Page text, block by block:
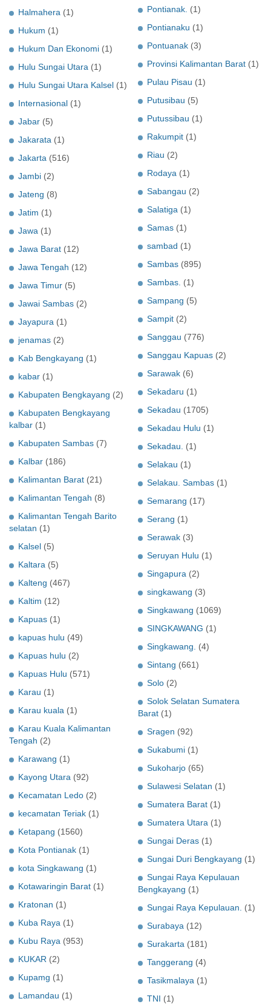
Halmahera (1)
Hukum (1)
Hukum Dan Ekonomi (1)
Hulu Sungai Utara (1)
Hulu Sungai Utara Kalsel (1)
Internasional (1)
Jabar (5)
Jakarata (1)
Jakarta (516)
Jambi (2)
Jateng (8)
Jatim (1)
Jawa (1)
Jawa Barat (12)
Jawa Tengah (12)
Jawa Timur (5)
Jawai Sambas (2)
Jayapura (1)
jenamas (2)
Kab Bengkayang (1)
kabar (1)
Kabupaten Bengkayang (2)
Kabupaten Bengkayang
kalbar (1)
Kabupaten Sambas (7)
Kalbar (186)
Kalimantan Barat (21)
Kalimantan Tengah (8)
Kalimantan Tengah Barito
selatan (1)
Kalsel (5)
Kaltara (5)
Kalteng (467)
Kaltim (12)
Kapuas (1)
kapuas hulu (49)
Kapuas hulu (2)
Kapuas Hulu (571)
Karau (1)
Karau kuala (1)
Karau Kuala Kalimantan
Tengah (2)
Karawang (1)
Kayong Utara (92)
Kecamatan Ledo (2)
kecamatan Teriak (1)
Ketapang (1560)
Kota Pontianak (1)
kota Singkawang (1)
Kotawaringin Barat (1)
Kratonan (1)
Kuba Raya (1)
Kubu Raya (953)
KUKAR (2)
Kupamg (1)
Lamandau (1)
Pontianak. (1)
Pontianaku (1)
Pontuanak (3)
Provinsi Kalimantan Barat (1)
Pulau Pisau (1)
Putusibau (5)
Putussibau (1)
Rakumpit (1)
Riau (2)
Rodaya (1)
Sabangau (2)
Salatiga (1)
Samas (1)
sambad (1)
Sambas (895)
Sambas. (1)
Sampang (5)
Sampit (2)
Sanggau (776)
Sanggau Kapuas (2)
Sarawak (6)
Sekadaru (1)
Sekadau (1705)
Sekadau Hulu (1)
Sekadau. (1)
Selakau (1)
Selakau. Sambas (1)
Semarang (17)
Serang (1)
Serawak (3)
Seruyan Hulu (1)
Singapura (2)
singkawang (3)
Singkawang (1069)
SINGKAWANG (1)
Singkawang. (4)
Sintang (661)
Solo (2)
Solok Selatan Sumatera
Barat (1)
Sragen (92)
Sukabumi (1)
Sukoharjo (65)
Sulawesi Selatan (1)
Sumatera Barat (1)
Sumatera Utara (1)
Sungai Deras (1)
Sungai Duri Bengkayang (1)
Sungai Raya Kepulauan
Bengkayang (1)
Sungai Raya Kepulauan. (1)
Surabaya (12)
Surakarta (181)
Tanggerang (4)
Tasikmalaya (1)
TNI (1)